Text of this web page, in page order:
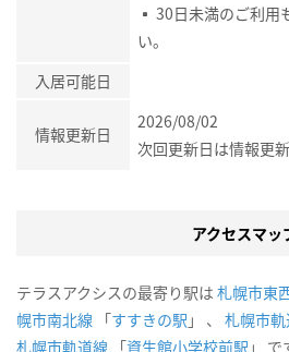
▪ 30日未満のご利用
い。
入居可能日
情報更新日
2026/08/02
次回更新日は情報更
アクセスマッ
テラスアクシスの最寄り駅は 札幌市東
幌市南北線 「すすきの駅 」 、 札幌市
札幌市軌道線 「資生館小学校前駅 」 で